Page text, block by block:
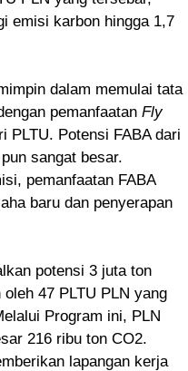
emisi karbon hingga 1,7
dalam memulai tata
pemanfaatan Fly
PLTU. Potensi FABA dari
sangat besar.
pemanfaatan FABA
baru dan penyerapan
potensi 3 juta ton
47 PLTU PLN yang
Program ini, PLN
216 ribu ton CO2.
lapangan kerja